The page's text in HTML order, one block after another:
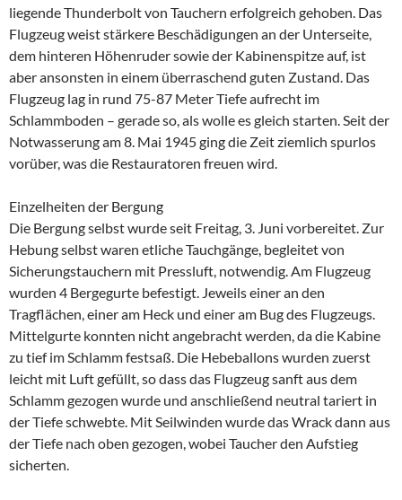
liegende Thunderbolt von Tauchern erfolgreich gehoben. Das
Flugzeug weist stärkere Beschädigungen an der Unterseite,
dem hinteren Höhenruder sowie der Kabinenspitze auf, ist
aber ansonsten in einem überraschend guten Zustand. Das
Flugzeug lag in rund 75-87 Meter Tiefe aufrecht im
Schlammboden – gerade so, als wolle es gleich starten. Seit der
Notwasserung am 8. Mai 1945 ging die Zeit ziemlich spurlos
vorüber, was die Restauratoren freuen wird.
Einzelheiten der Bergung
Die Bergung selbst wurde seit Freitag, 3. Juni vorbereitet. Zur
Hebung selbst waren etliche Tauchgänge, begleitet von
Sicherungstauchern mit Pressluft, notwendig. Am Flugzeug
wurden 4 Bergegurte befestigt. Jeweils einer an den
Tragflächen, einer am Heck und einer am Bug des Flugzeugs.
Mittelgurte konnten nicht angebracht werden, da die Kabine
zu tief im Schlamm festsaß. Die Hebeballons wurden zuerst
leicht mit Luft gefüllt, so dass das Flugzeug sanft aus dem
Schlamm gezogen wurde und anschließend neutral tariert in
der Tiefe schwebte. Mit Seilwinden wurde das Wrack dann aus
der Tiefe nach oben gezogen, wobei Taucher den Aufstieg
sicherten.